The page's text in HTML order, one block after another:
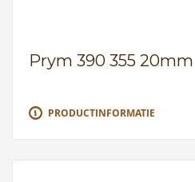
Prym 390 355 20mm
PRODUCTINFORMATIE